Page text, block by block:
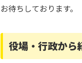
お待ちしております。
役場・行政から